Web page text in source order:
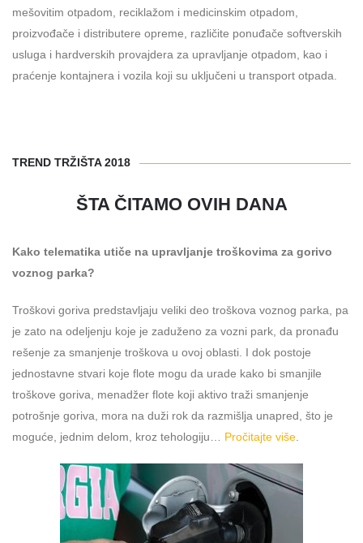
mešovitim otpadom, reciklažom i medicinskim otpadom,
proizvođače i distributere opreme, različite ponuđače softverskih
usluga i hardverskih provajdera za upravljanje otpadom, kao i
praćenje kontajnera i vozila koji su uključeni u transport otpada.
TREND TRŽIŠTA 2018
ŠTA ČITAMO OVIH DANA
Kako telematika utiče na upravljanje troškovima za gorivo
voznog parka?
Troškovi goriva predstavljaju veliki deo troškova voznog parka, pa
je zato na odeljenju koje je zaduženo za vozni park, da pronađu
rešenje za smanjenje troškova u ovoj oblasti. I dok postoje
jednostavne stvari koje flote mogu da urade kako bi smanjile
troškove goriva, menadžer flote koji aktivo traži smanjenje
potrošnje goriva, mora na duži rok da razmišlja unapred, što je
moguće, jednim delom, kroz tehologiju… Pročitajte više